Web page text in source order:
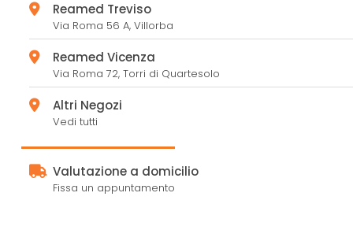
Reamed Treviso
Via Roma 56 A, Villorba
Reamed Vicenza
Via Roma 72, Torri di Quartesolo
Altri Negozi
Vedi tutti
Valutazione a domicilio
Fissa un appuntamento